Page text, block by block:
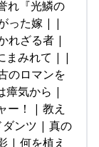
れ『光鱗の
った嫁 | |
れざる者 |
まみれて | |
のロマンを
瘴気から |
ー！ | 教え
ンツ | 真の
| 何を植え